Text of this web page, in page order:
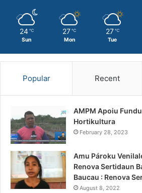
24 ℃
Sun
27 ℃
Mon
27 ℃
Tue
Popular Recent
AMPM Apoiu
Hortikultura
February 28, 2023
Amu Pároku
Renova Sertidaun
Baucau : Renova
August 8, 2022